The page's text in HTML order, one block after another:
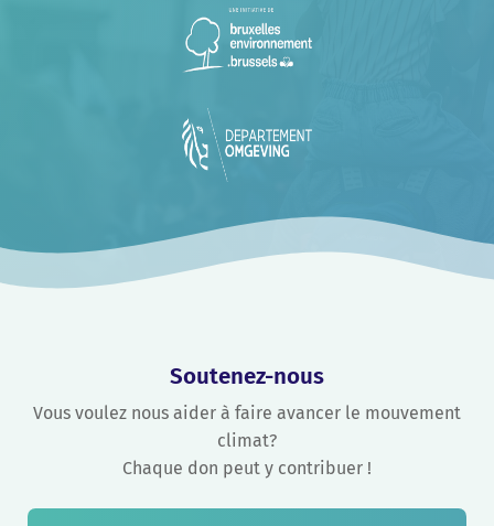
Soutenez-nous
Vous voulez nous aider à faire avancer le mouvement
climat?
Chaque don peut y contribuer !